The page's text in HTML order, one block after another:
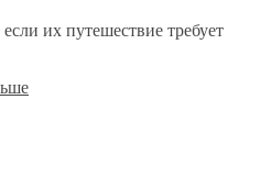
их путешествие требует